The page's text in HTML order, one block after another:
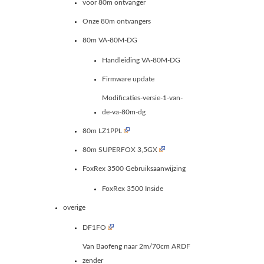
voor 80m ontvanger
Onze 80m ontvangers
80m VA-80M-DG
Handleiding VA-80M-DG
Firmware update
Modificaties-versie-1-van-
de-va-80m-dg
80m LZ1PPL
80m SUPERFOX 3,5GX
FoxRex 3500 Gebruiksaanwijzing
FoxRex 3500 Inside
overige
DF1FO
Van Baofeng naar 2m/70cm ARDF
zender